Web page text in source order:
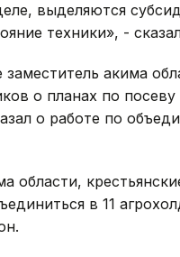
выделяются
техники», -
акима
о планах по посеву
о работе по
области,
в 11